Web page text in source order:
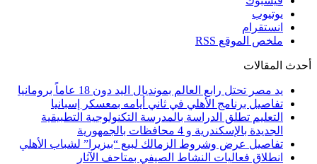
يوتيوب
انستقرام
ملخص الموقع RSS
أحدث المقالات
يد مصر تحتل رابع العالم بمونديال اليد دون 18 عاماً برومانيا
تفاصيل برنامج الأهلي في ثاني أيامه بمعسكر إسبانيا
التعليم تطلق الدراسة بالمدرسة التكنولوجية التطبيقية
الجديدة بالإسكندرية و 4 محافظات بالجمهورية
تفاصيل عرض وشروط الزمالك لبيع “بيزيرا” لشباب الأهلي
انطلاق فعاليات النشاط الصيفي بمتاحف الآثار